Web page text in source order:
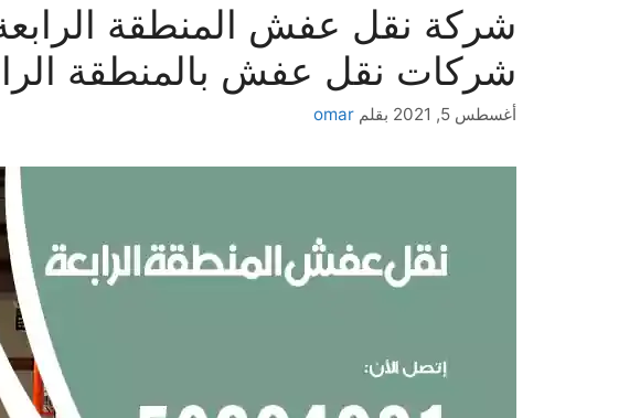
شركات نقل عفش بالمنطقة
أغسطس 5, 2021 بقلم omar